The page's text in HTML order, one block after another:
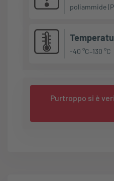
poliammide
-40 °C–130 °C
Purtroppo si è